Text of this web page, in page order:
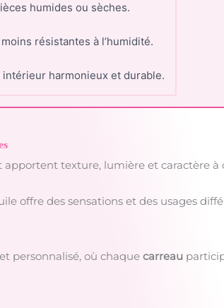
humides ou sèches.
résistantes à l’humidité.
harmonieux et durable.
texture, lumière et caractère à
offre des sensations et des usages
personnalisé, où chaque carreau